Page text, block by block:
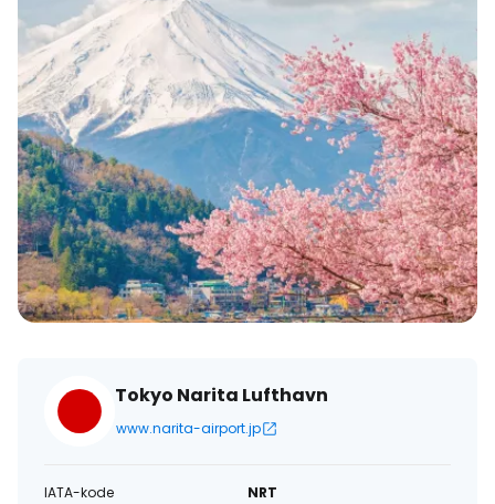
Tokyo Narita Lufthavn
www.narita-airport.jp
IATA-kode
NRT
Fortsæt med e-mail